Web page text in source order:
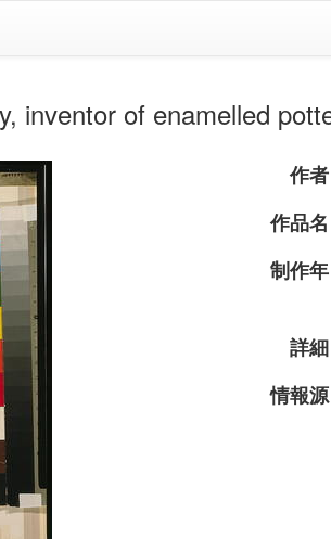
inventor of enamelled
作者
作品名
制作年
詳細
情報源